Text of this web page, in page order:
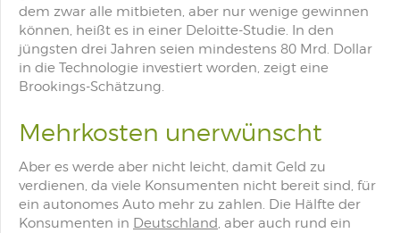
dem zwar alle mitbieten, aber nur wenige gewinnen
können, heißt es in einer Deloitte-Studie. In den
jüngsten drei Jahren seien mindestens 80 Mrd. Dollar
in die Technologie investiert worden, zeigt eine
Brookings-Schätzung.
Mehrkosten unerwünscht
Aber es werde aber nicht leicht, damit Geld zu
verdienen, da viele Konsumenten nicht bereit sind, für
ein autonomes Auto mehr zu zahlen. Die Hälfte der
Konsumenten in Deutschland, aber auch rund ein